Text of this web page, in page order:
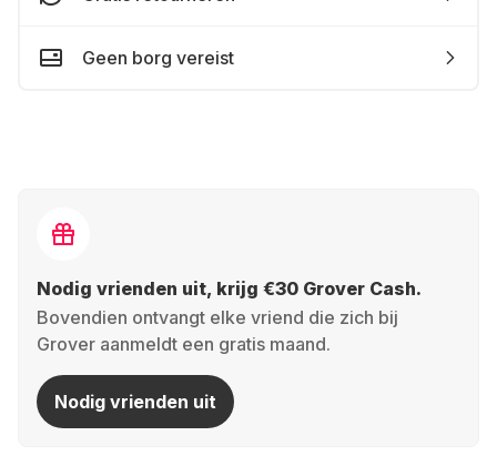
Geen borg vereist
Nodig vrienden uit, krijg €30 Grover Cash.
Bovendien ontvangt elke vriend die zich bij
Grover aanmeldt een gratis maand.
Nodig vrienden uit